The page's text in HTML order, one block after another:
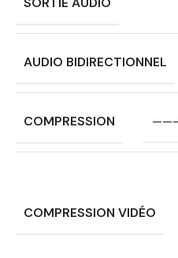
AUDIO BIDIRECTIONNEL
COMPRESSION
COMPRESSION VIDÉO